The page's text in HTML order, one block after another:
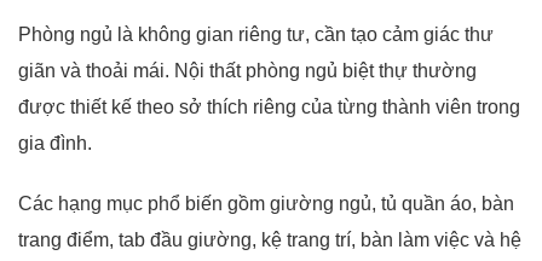
Phòng ngủ là không gian riêng tư, cần tạo cảm giác thư
giãn và thoải mái. Nội thất phòng ngủ biệt thự thường
được thiết kế theo sở thích riêng của từng thành viên trong
gia đình.
Các hạng mục phổ biến gồm giường ngủ, tủ quần áo, bàn
trang điểm, tab đầu giường, kệ trang trí, bàn làm việc và hệ